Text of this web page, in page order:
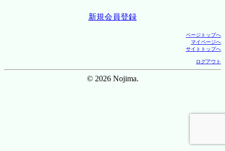
新規会員登録
ページトップへ
マイページへ
サイトトップへ
ログアウト
© 2026 Nojima.